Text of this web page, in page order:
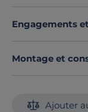
Engagements
Montage et
Ajouter